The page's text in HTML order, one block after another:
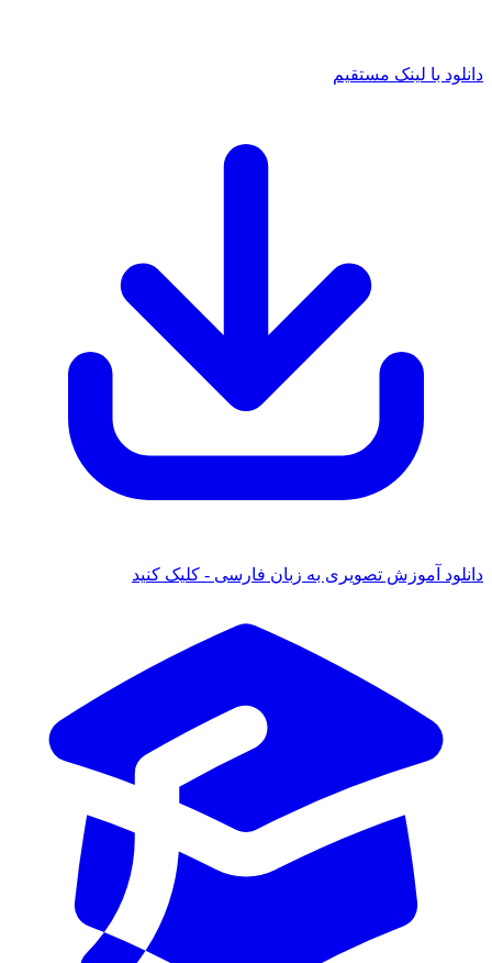
دانلود با لینک مستقیم
دانلود آموزش تصویری به زبان فارسی - کلیک کنید